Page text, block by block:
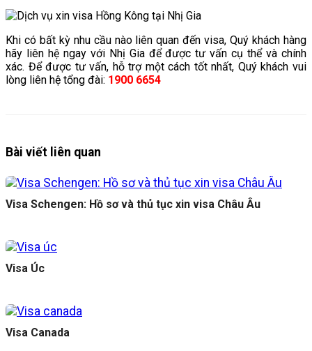
Khi có bất kỳ nhu cầu nào liên quan đến visa, Quý khách hàng
hãy liên hệ ngay với Nhị Gia để được tư vấn cụ thể và chính
xác. Để được tư vấn, hỗ trợ một cách tốt nhất, Quý khách vui
lòng liên hệ tổng đài: 1900 6654
Bài viết liên quan
Visa Schengen: Hồ sơ và thủ tục xin visa Châu Âu
Visa Úc
Visa Canada